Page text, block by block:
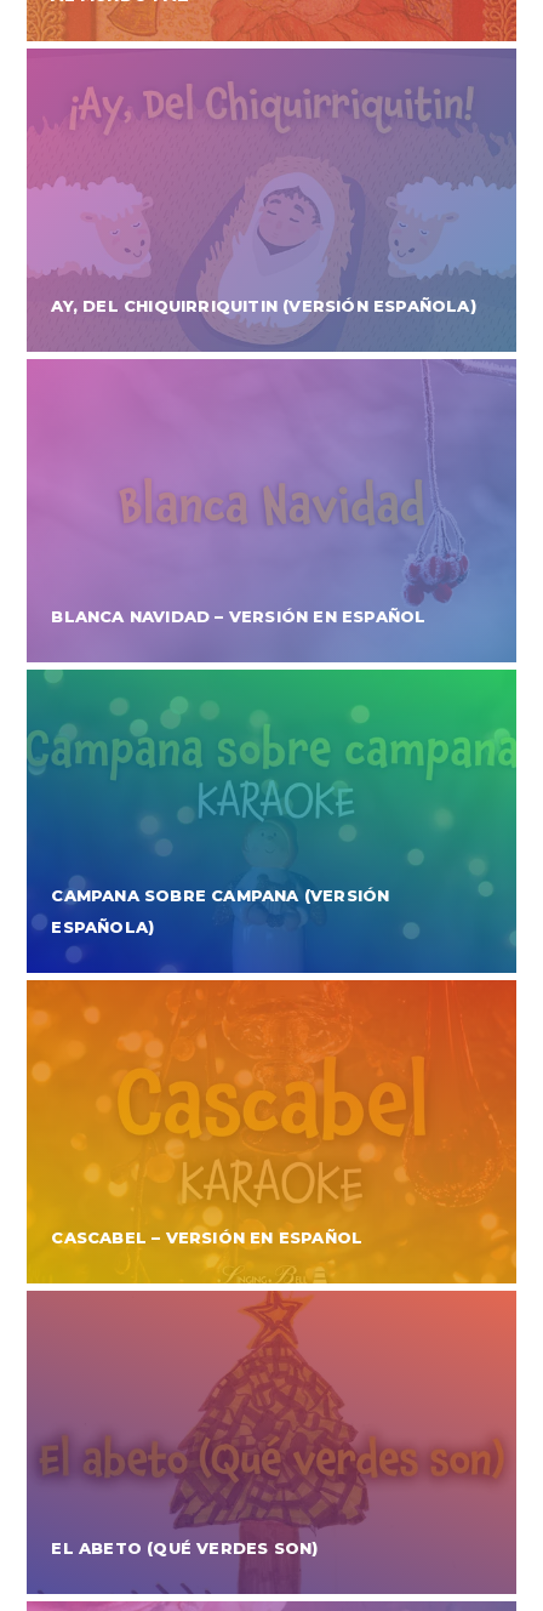
AY, DEL CHIQUIRRIQUITIN (VERSIÓN ESPAÑOLA)
BLANCA NAVIDAD – VERSIÓN EN ESPAÑOL
CAMPANA SOBRE CAMPANA (VERSIÓN
ESPAÑOLA)
CASCABEL – VERSIÓN EN ESPAÑOL
EL ABETO (QUÉ VERDES SON)